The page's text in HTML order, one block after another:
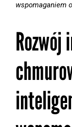
wspomaganiem